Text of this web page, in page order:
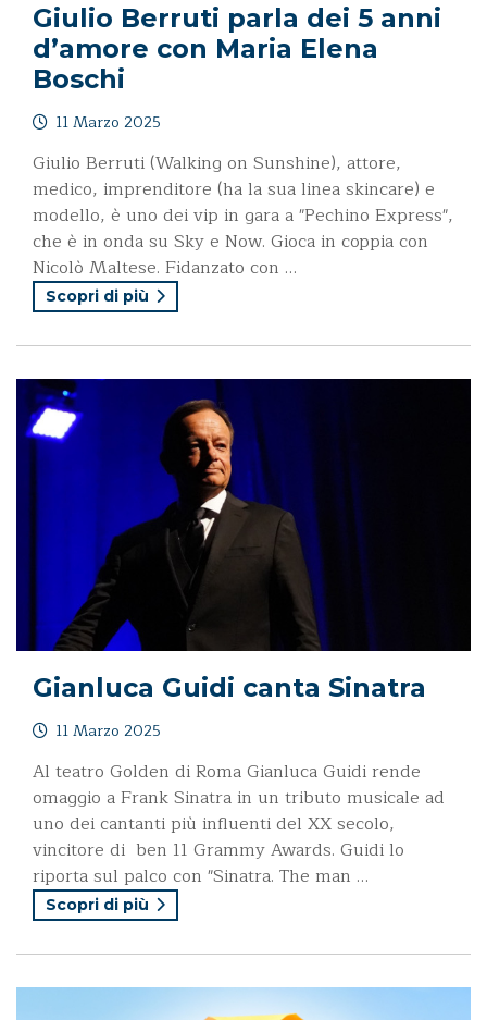
Giulio Berruti parla dei 5 anni
d’amore con Maria Elena
Boschi
11 Marzo 2025
Giulio Berruti (Walking on Sunshine), attore,
medico, imprenditore (ha la sua linea skincare) e
modello, è uno dei vip in gara a "Pechino Express",
che è in onda su Sky e Now. Gioca in coppia con
Nicolò Maltese. Fidanzato con …
Scopri di più
Gianluca Guidi canta Sinatra
11 Marzo 2025
Al teatro Golden di Roma Gianluca Guidi rende
omaggio a Frank Sinatra in un tributo musicale ad
uno dei cantanti più influenti del XX secolo,
vincitore di ben 11 Grammy Awards. Guidi lo
riporta sul palco con "Sinatra. The man …
Scopri di più